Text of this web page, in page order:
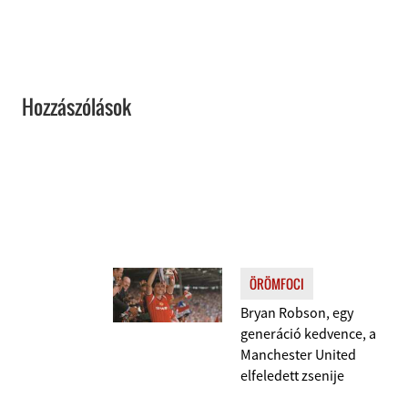
Hozzászólások
ÖRÖMFOCI
Bryan Robson, egy
generáció kedvence, a
Manchester United
elfeledett zsenije